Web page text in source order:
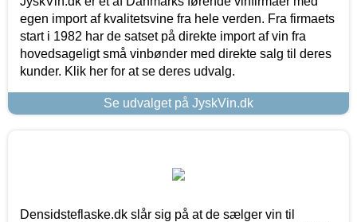
egen import af kvalitetsvine fra hele verden. Fra firmaets
start i 1982 har de satset på direkte import af vin fra
hovedsageligt små vinbønder med direkte salg til deres
kunder. Klik her for at se deres udvalg.
Se udvalget på JyskVin.dk
Densidsteflaske.dk slår sig på at de sælger vin til